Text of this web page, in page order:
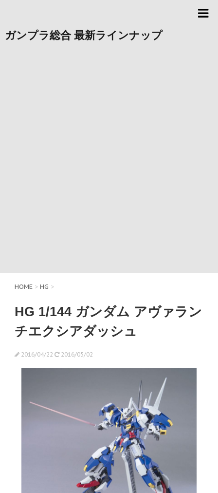
ガンプラ総合 最新ラインナップ
HOME > HG >
HG 1/144 ガンダム アヴァラン
チエクシアダッシュ
2016/04/22 2016/05/02